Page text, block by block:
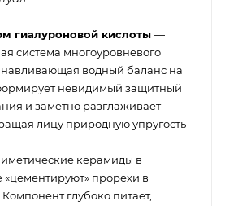
гиалуроновой кислоты —
система многоуровневого
водный баланс на
невидимый защитный
и заметно разглаживает
лицу природную упругость
керамиды в
«цементируют» прорехи в
глубоко питает,